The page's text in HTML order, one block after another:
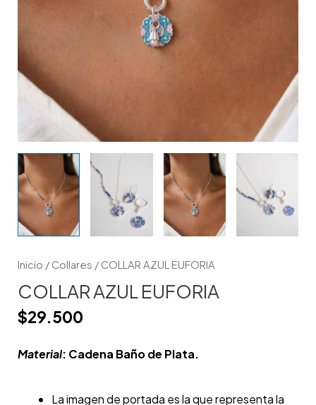
Inicio / Collares / COLLAR AZUL EUFORIA
COLLAR AZUL EUFORIA
$29.500
Material: Cadena Baño de Plata.
La imagen de portada es la que representa la